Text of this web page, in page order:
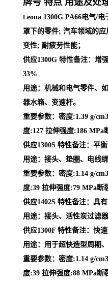
牌号 特点 用途及处
Leona 1300G PA66电气/
罩下的零件; 汽车领域的
变性; 耐疲劳性能；
供应1300G 特性备注：增
33%
用途：机械和电气零件、
器水箱、变速杆。
重要参数：密度:1.39 g/
度:127 拉伸强度:186 MPa
供应1300S 特性备注：平
用途：接头、垫圈、电线
重要参数：密度:1.14 g/
度:39 拉伸强度:79 MPa断
供应1402S 特性备注：具
用途：接头、活性炭过滤器
供应1300F 特性备注：快
用途：用于超快造型周期
重要参数：密度:1.14 g/
度:39 拉伸强度:88 MPa断